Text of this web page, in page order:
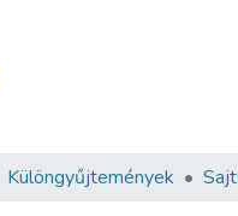
Különgyűjtemények